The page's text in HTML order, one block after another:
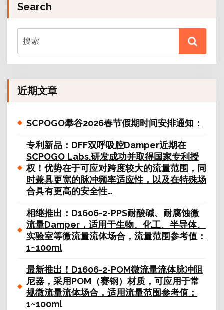
Search
近期文章
SCPOGO攀谷2026春节假期时间安排通知：
专利新品：DFF双呼吸腔Damper近期在
SCPOGO Labs.研发成功并取得国家专利授
权！优势在于可应对跨度较大的流量范围，同
时兼具更宽的脉冲频率适应性，以及在特殊场
合具有更高的安全性…
相继推出：D1606-2-PPS耐酸碱、耐腐蚀微
流量Damper，适用于生物、化工、半导体、
实验室等微流量流体场合，流量范围参考值：
1~100ml
最新推出！D1606-2-POM微流量流体脉冲阻
尼器，采用POM（赛钢）材质，可应用于常
规微流量流体场合，适用流量范围参考值：
1~100ml